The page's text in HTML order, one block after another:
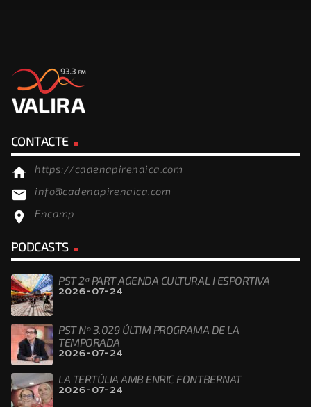
CONTACTE
home https://cadenapirenaica.com
email info@cadenapirenaica.com
location_on Encamp
PODCASTS
PST 2ª PART AGENDA CULTURAL I ESPORTIVA
2026-07-24
PST Nº 3.029 ÚLTIM PROGRAMA DE LA
TEMPORADA
2026-07-24
LA TERTÚLIA AMB ENRIC FONTBERNAT
2026-07-24